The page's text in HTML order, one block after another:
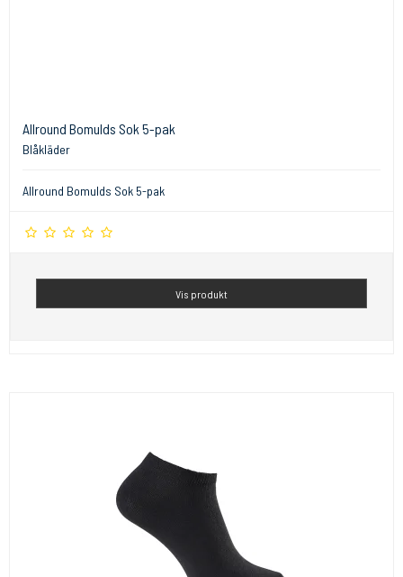
Allround Bomulds Sok 5-pak
Blåkläder
Allround Bomulds Sok 5-pak
Vis produkt